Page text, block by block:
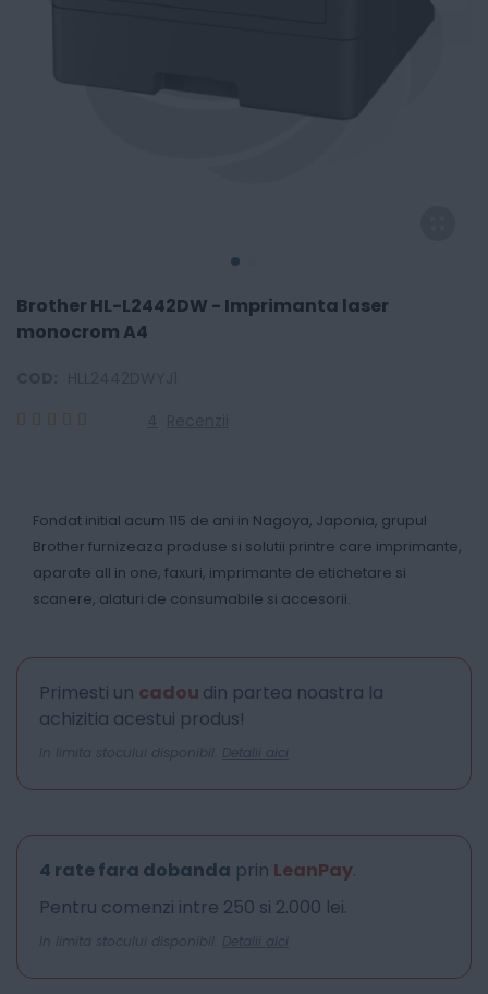
Brother HL-L2442DW - Imprimanta laser
monocrom A4
Fondat initial acum 115 de ani in Nagoya, Japonia, grupul
Brother furnizeaza produse si solutii printre care imprimante,
aparate all in one, faxuri, imprimante de etichetare si
scanere, alaturi de consumabile si accesorii.
Primesti un cadou din partea noastra la
achizitia acestui produs!
In limita stocului disponibil. Detalii aici
4 rate fara dobanda prin LeanPay.
Pentru comenzi intre 250 si 2.000 lei.
In limita stocului disponibil. Detalii aici